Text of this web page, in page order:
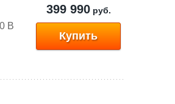
В
399 990руб.
Купить